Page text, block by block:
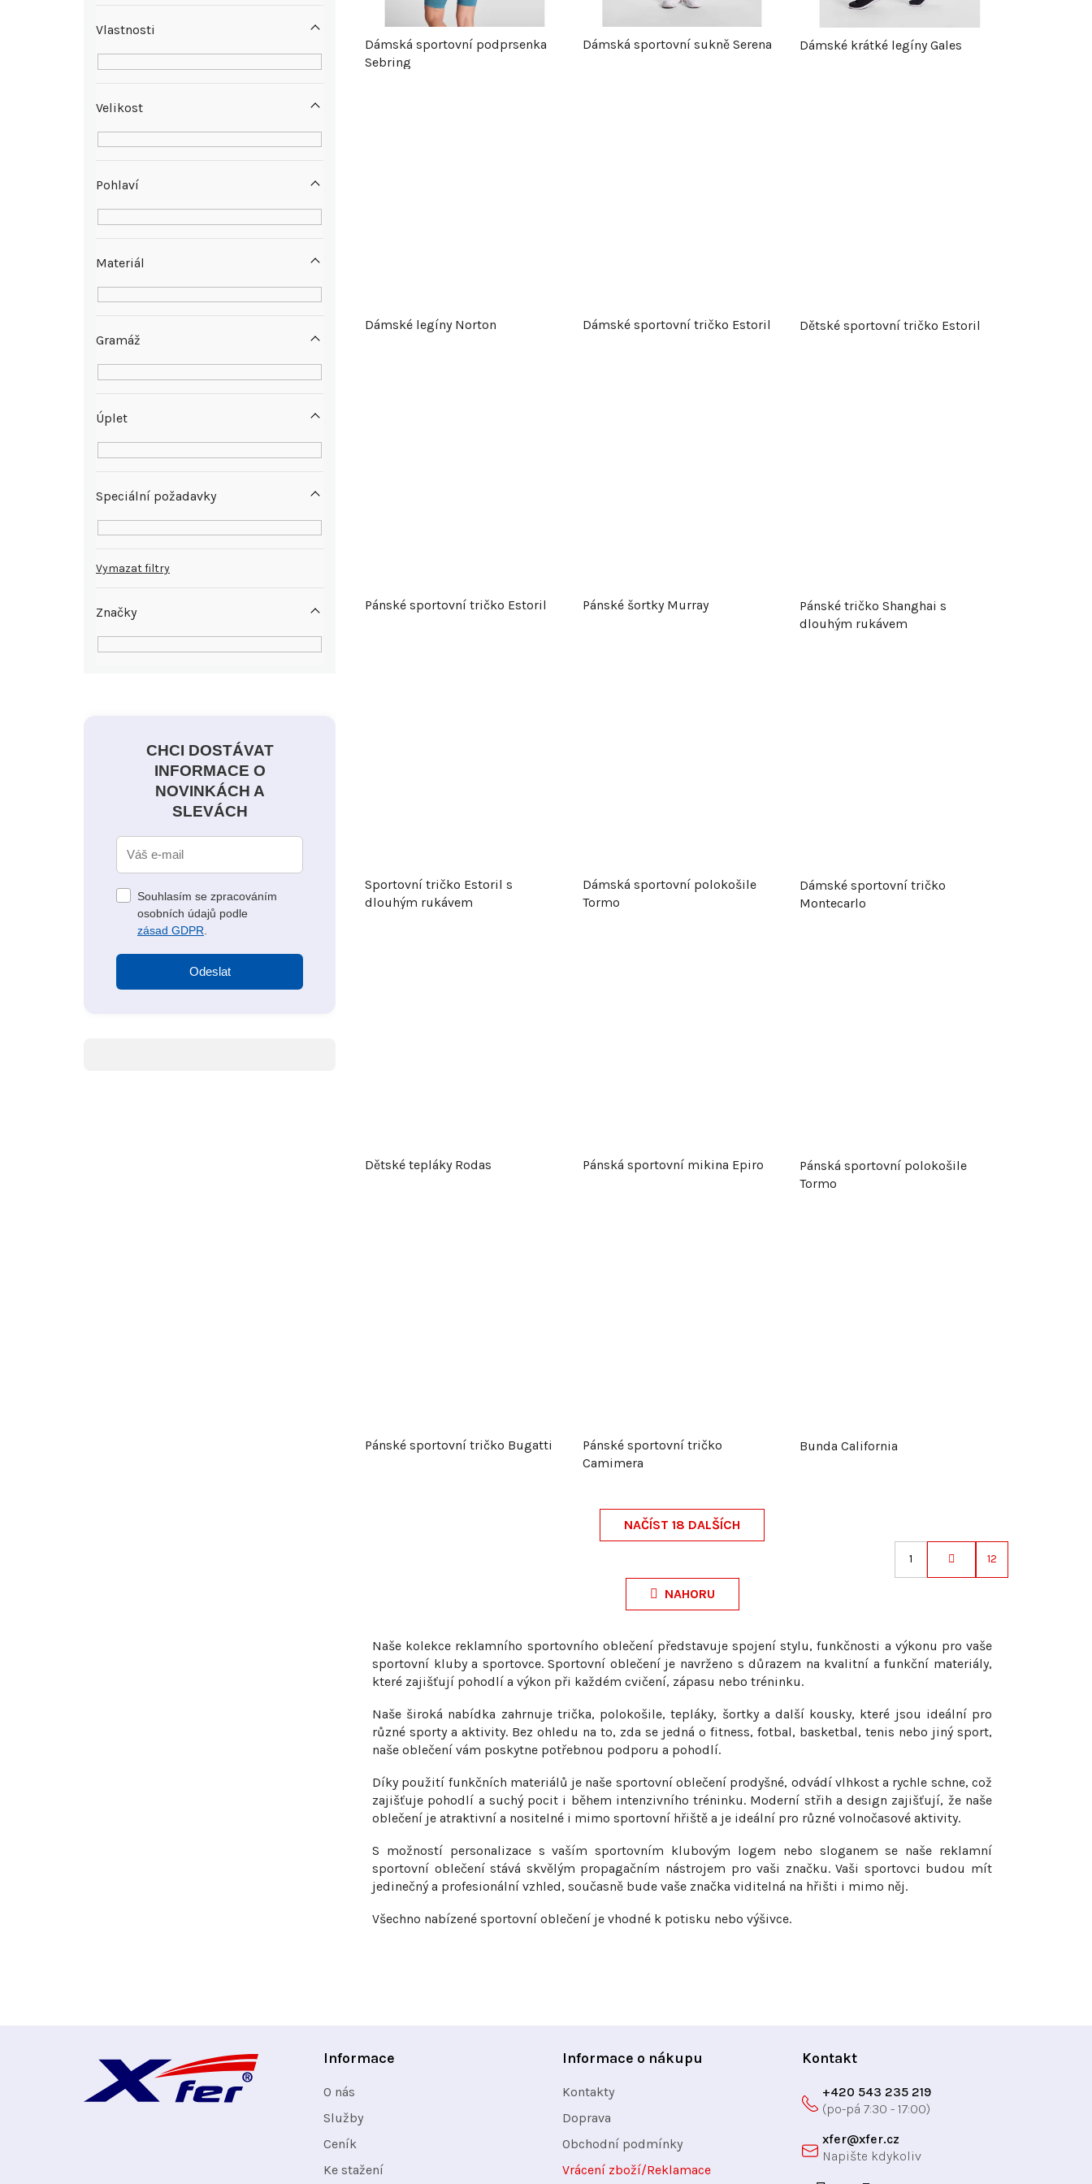
n
p
a
n
Značky
Velikost
Vlastnosti
Pohlaví
Materiál
Gramáž
Úplet
Speciální požadavky
Vymazat filtry
CHCI DOSTÁVAT
INFORMACE O
NOVINKÁCH A
SLEVÁCH
Souhlasím se zpracováním
osobních údajů podle
zásad GDPR
Odeslat
r
rDámská sportovní podprsenka
Sebring
Dámská sportovní sukně Serena Dámské krátké legíny Gales
Dámské legíny Norton Dámské sportovní tričko Estoril Dětské sportovní tričko Estoril
Pánské sportovní tričko Estoril Pánské šortky Murray
Pánské tričko Shanghai s
dlouhým rukávem
Sportovní tričko Estoril s
dlouhým rukávem
Dámská sportovní polokošile
Tormo
Dámské sportovní tričko
Montecarlo
Dětské tepláky Rodas Pánská sportovní mikina Epiro
Pánská sportovní polokošile
Tormo
Pánské sportovní tričko Bugatti
Pánské sportovní tričko
Camimera
Bunda California
v
l
á
d
a
c
í
p
r
v
k
y
v
ý
p
NAČÍST 18 DALŠÍCH
1 12
NAHORU
Naše kolekce reklamního sportovního oblečení představuje spojení stylu, funkčnosti a výkonu pro vaše
sportovní kluby a sportovce. Sportovní oblečení je navrženo s důrazem na kvalitní a funkční materiály,
které zajišťují pohodlí a výkon při každém cvičení, zápasu nebo tréninku.
Naše široká nabídka zahrnuje trička, polokošile, tepláky, šortky a další kousky, které jsou ideální pro
různé sporty a aktivity. Bez ohledu na to, zda se jedná o fitness, fotbal, basketbal, tenis nebo jiný sport,
naše oblečení vám poskytne potřebnou podporu a pohodlí.
Díky použití funkčních materiálů je naše sportovní oblečení prodyšné, odvádí vlhkost a rychle schne, což
zajišťuje pohodlí a suchý pocit i během intenzivního tréninku. Moderní střih a design zajišťují, že naše
oblečení je atraktivní a nositelné i mimo sportovní hřiště a je ideální pro různé volnočasové aktivity.
S možností personalizace s vaším sportovním klubovým logem nebo sloganem se naše reklamní
sportovní oblečení stává skvělým propagačním nástrojem pro vaši značku. Vaši sportovci budou mít
jedinečný a profesionální vzhled, současně bude vaše značka viditelná na hřišti i mimo něj.
Všechno nabízené sportovní oblečení je vhodné k potisku nebo výšivce.
Informace
O nás
Služby
Ceník
Ke stažení
Informace o nákupu
Kontakty
Doprava
Obchodní podmínky
Vrácení zboží/Reklamace
Kontakt
xfer@xfer.cz
+420 543 235 219